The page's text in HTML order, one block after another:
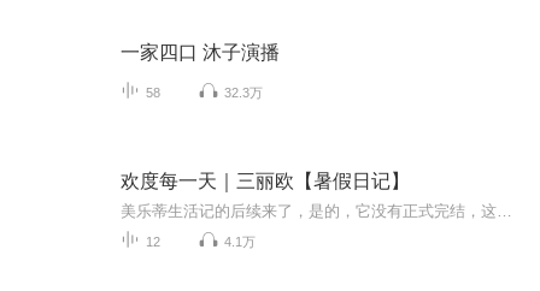
一家四口 沐子演播
58 32.3万
欢度每一天｜三丽欧【暑假日记】
12 4.1万